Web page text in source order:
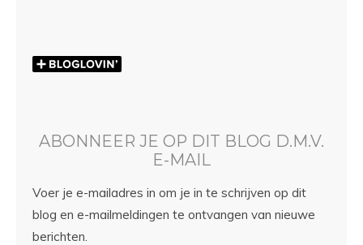
ABONNEER JE OP DIT BLOG D.M.V.
E-MAIL
Voer je e-mailadres in om je in te schrijven op dit
blog en e-mailmeldingen te ontvangen van nieuwe
berichten.